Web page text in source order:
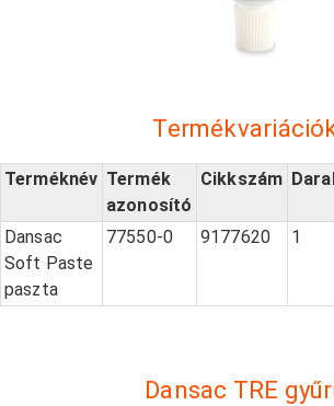
Terméknév Termék
azonosító
Cikkszám
Dansac
Soft Paste
paszta
77550-0 9177620 1
Dansac TRE